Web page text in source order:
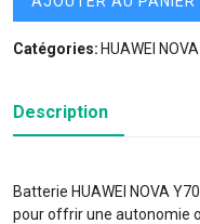
Catégories: HUAWEI
Description
Batterie HUAWEI NOVA
pour offrir une autonomie